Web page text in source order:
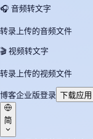
🎧 音频转文字
转录上传的音频文件
🎬 视频转文字
转录上传的视频文件
博客企业版登录 下载应用
简